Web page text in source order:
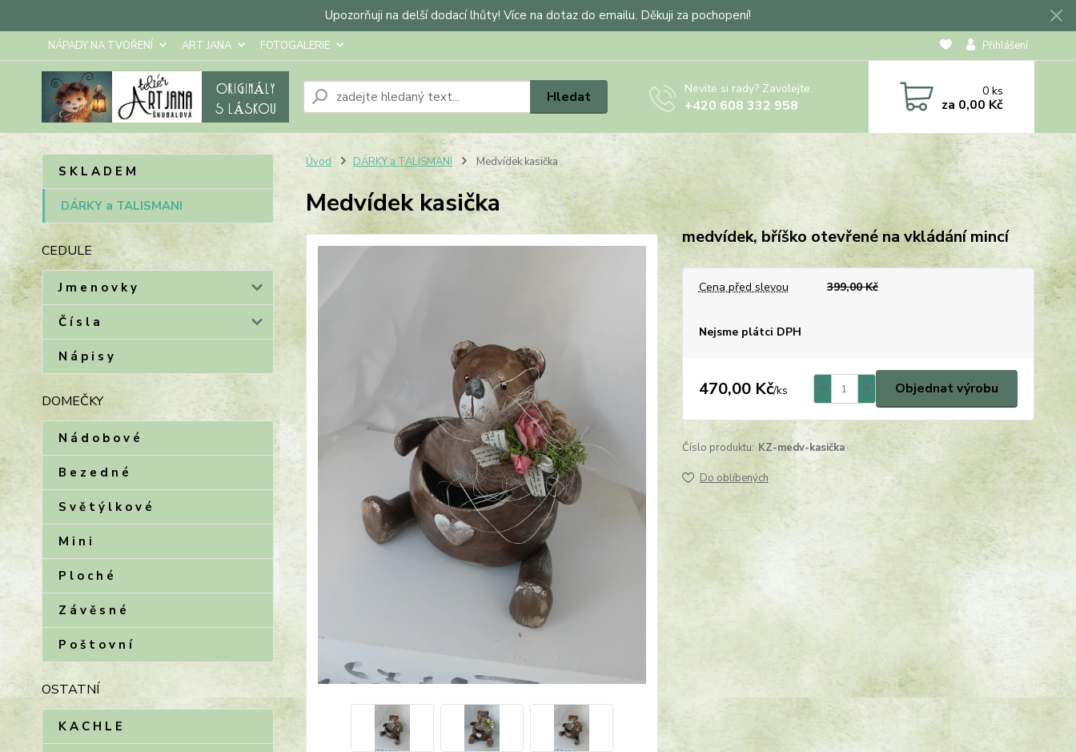
Upozorňuji na delší dodací lhůty! Více na dotaz do emailu. Děkuji za pochopení!
NÁPADY NA TVOŘENÍ ART JANA FOTOGALERIE Přihlášení
Hledat Nevíte si rady? Zavolejte.
+420 608 332 958
0ks
za 0,00 Kč
S K L A D E M
DÁRKY a TALISMANI
CEDULE
J m e n o v k y
Č í s l a
N á p i s y
DOMEČKY
N á d o b o v é
B e z e d n é
S v ě t ý l k o v é
M i n i
P l o c h é
Z á v ě s n é
P o š t o v n í
OSTATNÍ
K A C H L E
Úvod DÁRKY a TALISMANI Medvídek kasička
Medvídek kasička
medvídek, bříško otevřené na vkládání mincí
Cena před slevou 399,00 Kč
Nejsme plátci DPH
470,00 Kč/ks Objednat výrobu
Číslo produktu: KZ-medv-kasička
Do oblíbených